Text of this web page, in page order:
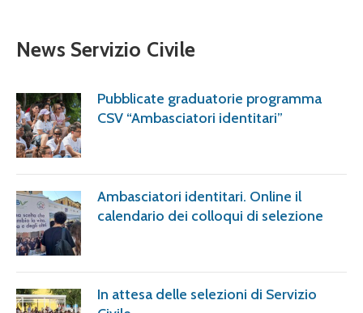
News Servizio Civile
Pubblicate graduatorie programma
CSV “Ambasciatori identitari”
Ambasciatori identitari. Online il
calendario dei colloqui di selezione
In attesa delle selezioni di Servizio